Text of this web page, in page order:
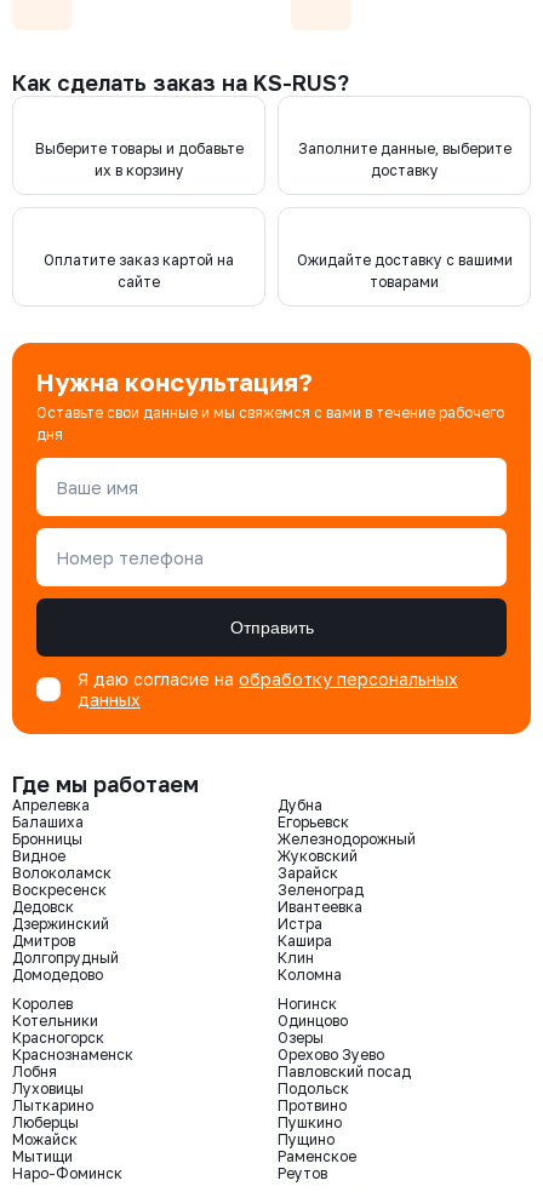
Как сделать заказ на KS-RUS?
Выберите товары и добавьте
их в корзину
Заполните данные, выберите
доставку
Оплатите заказ картой на
сайте
Ожидайте доставку с вашими
товарами
Нужна консультация?
Оставьте свои данные и мы свяжемся с вами в течение рабочего
дня
Ваше имя
Номер телефона
Отправить
Я даю согласие на обработку персональных
данных
Где мы работаем
Апрелевка
Балашиха
Бронницы
Видное
Волоколамск
Воскресенск
Дедовск
Дзержинский
Дмитров
Долгопрудный
Домодедово
Дубна
Егорьевск
Железнодорожный
Жуковский
Зарайск
Зеленоград
Ивантеевка
Истра
Кашира
Клин
Коломна
Королев
Котельники
Красногорск
Краснознаменск
Лобня
Луховицы
Лыткарино
Люберцы
Можайск
Мытищи
Наро-Фоминск
Ногинск
Одинцово
Озеры
Орехово Зуево
Павловский посад
Подольск
Протвино
Пушкино
Пущино
Раменское
Реутов